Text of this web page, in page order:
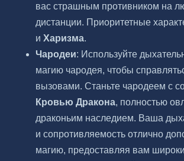
вас страшным противником на
дистанции. Приоритетные
и Харизма.
Чародеи: Используйте
магию чародея, чтобы
вызовами. Станьте чародеем с
Кровью Дракона, полностью
драконьим наследием. Ваша
и сопротивляемость отлично
магию, предоставляя вам